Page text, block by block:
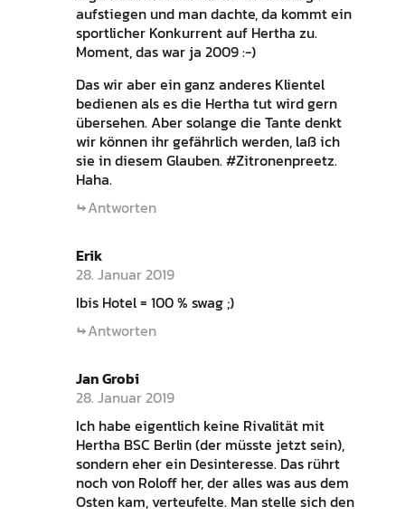
aufstiegen und man dachte, da kommt ein
sportlicher Konkurrent auf Hertha zu.
Moment, das war ja 2009 :-)
Das wir aber ein ganz anderes Klientel
bedienen als es die Hertha tut wird gern
übersehen. Aber solange die Tante denkt
wir können ihr gefährlich werden, laß ich
sie in diesem Glauben. #Zitronenpreetz.
Haha.
Antworten
Erik
28. Januar 2019
Ibis Hotel = 100 % swag ;)
Antworten
Jan Grobi
28. Januar 2019
Ich habe eigentlich keine Rivalität mit
Hertha BSC Berlin (der müsste jetzt sein),
sondern eher ein Desinteresse. Das rührt
noch von Roloff her, der alles was aus dem
Osten kam, verteufelte. Man stelle sich den